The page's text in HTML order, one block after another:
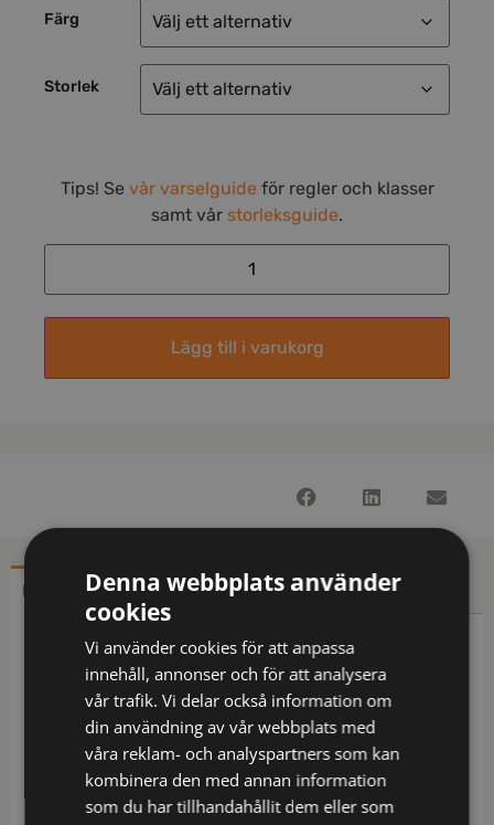
Färg
Storlek
Tips! Se vår varselguide för regler och klasser
samt vår storleksguide.
Lägg till i varukorg
BESKRIVNING YTTERLIGARE INFORMATION
Beskrivning
Delvis återvunnet material / Yttertyg med 4-
vägsstretch / Vatten- och vindtät med
andasfunktion / Tejpade sömmar / Quiltfoder /
Avtagbar och reglerbar huva med förstärkt
framkant / Fleecefodrad krage / Vattenavvisande
Denna webbplats använder
cookies
Vi använder cookies för att anpassa
innehåll, annonser och för att analysera
vår trafik. Vi delar också information om
din användning av vår webbplats med
våra reklam- och analyspartners som kan
kombinera den med annan information
som du har tillhandahållit dem eller som